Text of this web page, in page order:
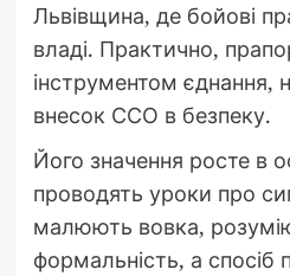
Львівщина, де бойові
владі. Практично,
інструментом єднання,
внесок ССО в безпеку.
Його значення росте в
проводять уроки про
малюють вовка,
формальність, а спосіб